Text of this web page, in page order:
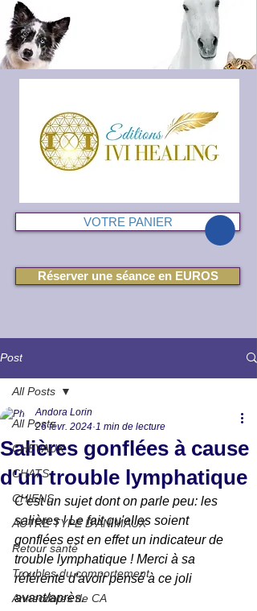
VOTRE PANIER
Réserver une séance en EUROS
Post
All Posts
CHEVAUX
CHATS
CHIENS
AUTRE TYPE D'ANIMAUX
Retour santé
Troubles du comportement
Annecdotes de CA
All Posts
Salières gonflées à cause
d'un trouble lymphatique
Andora Lorin
26 févr. 2024 1 min de lecture
C'est un sujet dont on parle peu: les
salières ! Le fait qu'elles soient
gonflées est en effet un indicateur de
trouble lymphatique ! Merci à sa
référente d'avoir pensé à ce joli
avant/après.